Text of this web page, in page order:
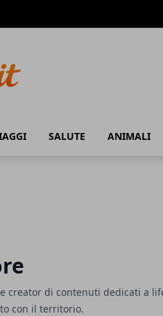
SALUTE ANIMALI
creator di contenuti dedicati a
con il territorio.